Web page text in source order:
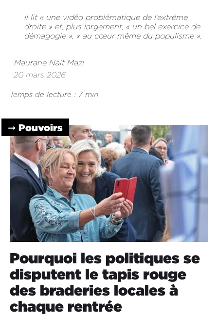
Il lit « une vidéo problématique de l’extrême
droite » et, plus largement, « un bel exercice de
démagogie », « au cœur même du populisme ».
Maurane Nait Mazi
20 mars 2026
Temps de lecture : 7 min
➞ Pouvoirs
Pourquoi les politiques se
disputent le tapis rouge
des braderies locales à
chaque rentrée